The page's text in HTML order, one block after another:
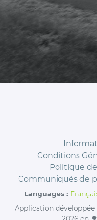
Conditions
Politique
Communiqués de
Languages :
Application